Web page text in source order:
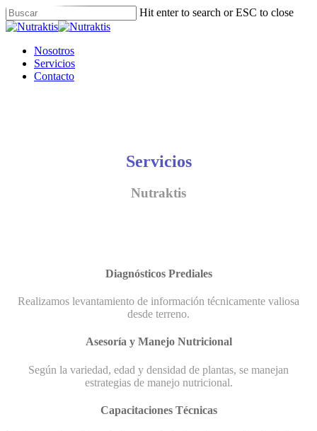
Skip
to
content
Hit enter to search or ESC to close
Close
Menu
Nosotros
Servicios
Contacto
Servicios
Nutraktis
Diagnósticos Prediales
Realizamos levantamiento de información técnicamente valiosa
desde terreno.
Asesoría y Manejo Nutricional
Según la variedad, edad y densidad de plantas, se manejan
estrategias de manejo nutricional.
Capacitaciones Técnicas